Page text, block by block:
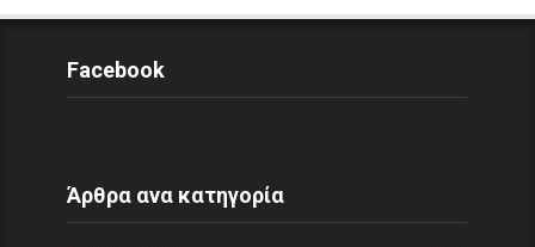
Facebook
Άρθρα ανα κατηγορία